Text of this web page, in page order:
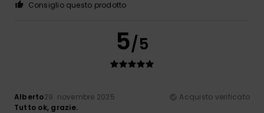
Consiglio questo prodotto
5/5
Alberto29. novembre 2025
Acquisto verificato
Tutto ok, grazie.